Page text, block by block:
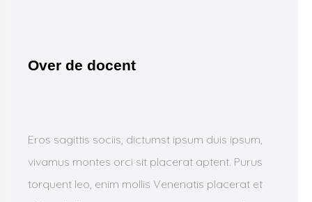
Over de docent
Eros sagittis sociis, dictumst ipsum duis ipsum,
vivamus montes orci sit placerat aptent. Purus
torquent leo, enim mollis Venenatis placerat et